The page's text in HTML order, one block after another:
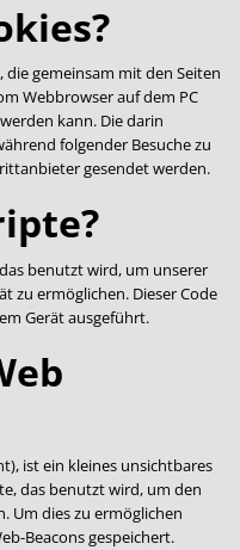
die gemeinsam mit den Seiten
Webbrowser auf dem PC
kann. Die darin
folgender Besuche zu
gesendet werden.
benutzt wird, um unserer
zu ermöglichen. Dieser Code
Gerät ausgeführt.
ist ein kleines unsichtbares
das benutzt wird, um den
Um dies zu ermöglichen
Beacons gespeichert.